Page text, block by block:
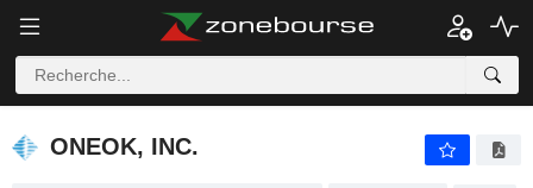
ONEOK, INC.
ONEOK, INC.